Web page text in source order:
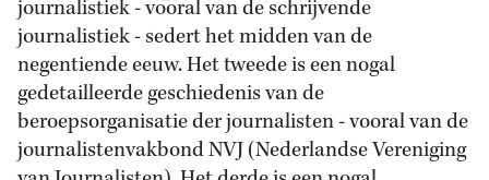
journalistiek - vooral van de schrijvende
journalistiek - sedert het midden van de
negentiende eeuw. Het tweede is een nogal
gedetailleerde geschiedenis van de
beroepsorganisatie der journalisten - vooral van de
journalistenvakbond NVJ (Nederlandse Vereniging